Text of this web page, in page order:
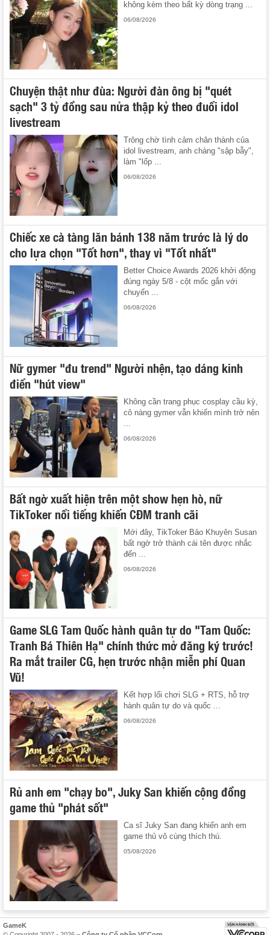
không kèm theo bất kỳ dòng trạng ...
06/08/2026
Chuyện thật như đùa: Người đàn ông bị "quét
sạch" 3 tỷ đồng sau nửa thập kỷ theo đuổi idol
livestream
Trông chờ tình cảm chân thành của
idol livestream, anh chàng "sập bẫy",
làm "lốp ...
06/08/2026
Chiếc xe cà tàng lăn bánh 138 năm trước là lý do
cho lựa chọn "Tốt hơn", thay vì "Tốt nhất"
Better Choice Awards 2026 khởi động
đúng ngày 5/8 - cột mốc gắn với
chuyến ...
06/08/2026
Nữ gymer "đu trend" Người nhện, tạo dáng kinh
điển "hút view"
Không cần trang phục cosplay cầu kỳ,
cô nàng gymer vẫn khiến mình trở nên
06/08/2026
Bất ngờ xuất hiện trên một show hẹn hò, nữ
TikToker nổi tiếng khiến CĐM tranh cãi
Mới đây, TikToker Bảo Khuyên Susan
bất ngờ trở thành cái tên được nhắc
đến ...
06/08/2026
Game SLG Tam Quốc hành quân tự do "Tam Quốc:
Tranh Bá Thiên Hạ" chính thức mở đăng ký trước!
Ra mắt trailer CG, hẹn trước nhận miễn phí Quan
Vũ!
Kết hợp lối chơi SLG + RTS, hỗ trợ
hành quân tự do và quốc ...
06/08/2026
Rủ anh em "chạy bo", Juky San khiến cộng đồng
game thủ "phát sốt"
Ca sĩ Juky San đang khiến anh em
game thủ vô cùng thích thú.
05/08/2026
GameK